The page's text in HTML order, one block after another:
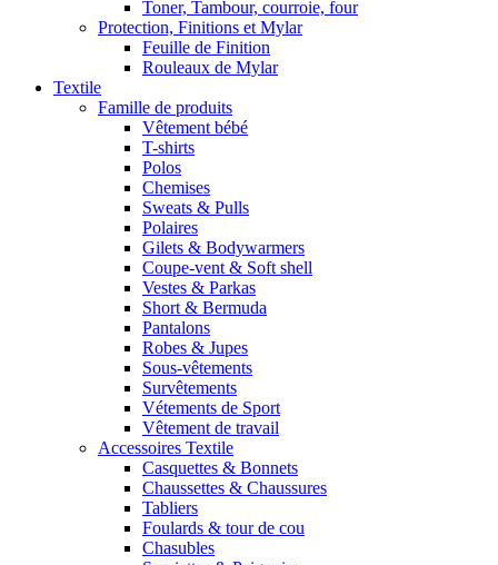
Toner, Tambour, courroie, four
Protection, Finitions et Mylar
Feuille de Finition
Rouleaux de Mylar
Textile
Famille de produits
Vêtement bébé
T-shirts
Polos
Chemises
Sweats & Pulls
Polaires
Gilets & Bodywarmers
Coupe-vent & Soft shell
Vestes & Parkas
Short & Bermuda
Pantalons
Robes & Jupes
Sous-vêtements
Survêtements
Vétements de Sport
Vêtement de travail
Accessoires Textile
Casquettes & Bonnets
Chaussettes & Chaussures
Tabliers
Foulards & tour de cou
Chasubles